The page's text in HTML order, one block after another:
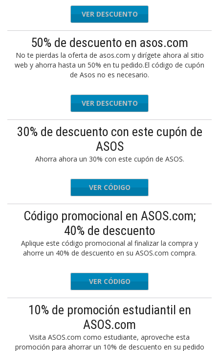
VER DESCUENTO
50% de descuento en asos.com
No te pierdas la oferta de asos.com y dirígete ahora al sitio
web y ahorra hasta un 50% en tu pedido.El código de cupón
de Asos no es necesario.
VER DESCUENTO
30% de descuento con este cupón de
ASOS
Ahorra ahora un 30% con este cupón de ASOS.
URPRISE
VER CÓDIGO
Código promocional en ASOS.com;
40% de descuento
Aplique este código promocional al finalizar la compra y
ahorre un 40% de descuento en su ASOS.com compra.
FRIC40
VER CÓDIGO
10% de promoción estudiantil en
ASOS.com
Visita ASOS.com como estudiante, aproveche esta
promoción para ahorrar un 10% de descuento en su pedido